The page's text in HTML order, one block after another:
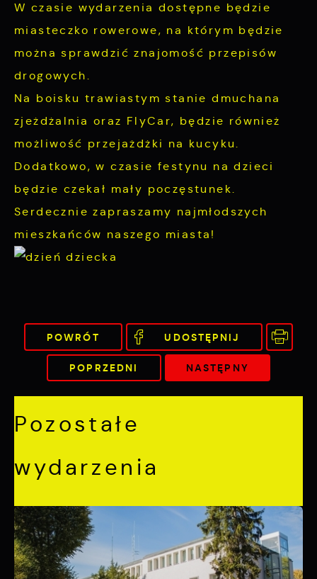
W czasie wydarzenia dostępne będzie
miasteczko rowerowe, na którym będzie
można sprawdzić znajomość przepisów
drogowych.
Na boisku trawiastym stanie dmuchana
zjeżdżalnia oraz FlyCar, będzie również
możliwość przejażdżki na kucyku.
Dodatkowo, w czasie festynu na dzieci
będzie czekał mały poczęstunek.
Serdecznie zapraszamy najmłodszych
mieszkańców naszego miasta!
POWRÓT UDOSTĘPNIJ
POPRZEDNI NASTĘPNY
Pozostałe
wydarzenia